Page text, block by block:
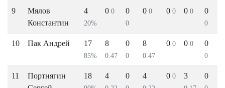
9
Мялов
Константин
4
20%
0 0 0
0
0 0 0 0 0 0 0
0
10 Пак Андрей 17
85%
8
0.47
0
0
8
0.47
0 0 0 0 0
0
11
Портнягин
18 4 0 4 0 0 3 0